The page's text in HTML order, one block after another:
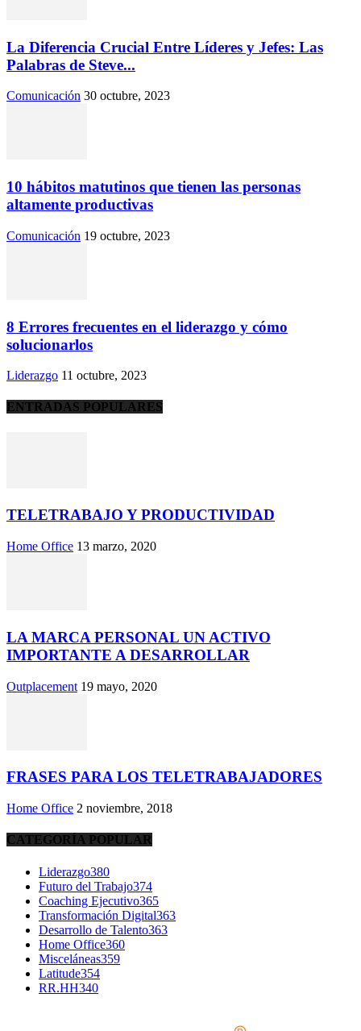
La Diferencia Crucial Entre Líderes y Jefes: Las
Palabras de Steve...
Comunicación 30 octubre, 2023
10 hábitos matutinos que tienen las personas
altamente productivas
Comunicación 19 octubre, 2023
8 Errores frecuentes en el liderazgo y cómo
solucionarlos
Liderazgo 11 octubre, 2023
ENTRADAS POPULARES
TELETRABAJO Y PRODUCTIVIDAD
Home Office 13 marzo, 2020
LA MARCA PERSONAL UN ACTIVO
IMPORTANTE A DESARROLLAR
Outplacement 19 mayo, 2020
FRASES PARA LOS TELETRABAJADORES
Home Office 2 noviembre, 2018
CATEGORÍA POPULAR
Liderazgo380
Futuro del Trabajo374
Coaching Ejecutivo365
Transformación Digital363
Desarrollo de Talento363
Home Office360
Misceláneas359
Latitude354
RR.HH340